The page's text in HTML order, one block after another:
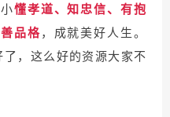
懂孝道、知忠信、有抱
品格，成就美好人生。
，这么好的资源大家不